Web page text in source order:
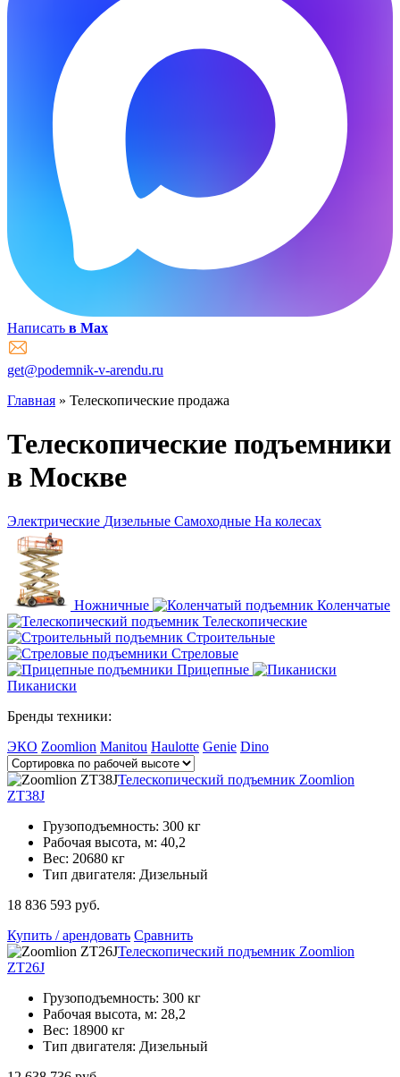
Написать в Max
get@podemnik-v-arendu.ru
Главная » Телескопические продажа
Телескопические подъемники
в Москве
Электрические Дизельные Самоходные На колесах
Ножничные
Коленчатые
Телескопические
Строительные
Стреловые
Прицепные
Пиканиски
Бренды техники:
ЭКО Zoomlion Manitou Haulotte Genie Dino
Телескопический подъемник Zoomlion
ZT38J
Грузоподъемность: 300 кг
Рабочая высота, м: 40,2
Вес: 20680 кг
Тип двигателя: Дизельный
18 836 593 руб.
Купить / арендовать Сравнить
Телескопический подъемник Zoomlion
ZT26J
Грузоподъемность: 300 кг
Рабочая высота, м: 28,2
Вес: 18900 кг
Тип двигателя: Дизельный